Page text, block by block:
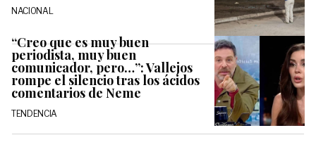
NACIONAL
“Creo que es muy buen
periodista, muy buen
comunicador, pero…”: Vallejos
rompe el silencio tras los ácidos
comentarios de Neme
TENDENCIA